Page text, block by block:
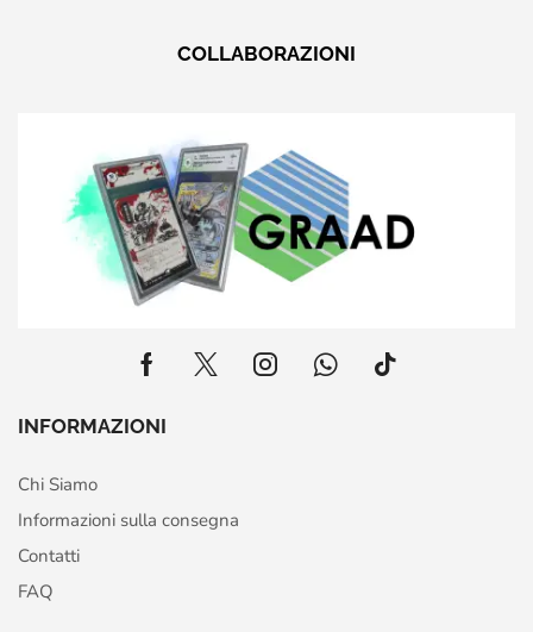
COLLABORAZIONI
INFORMAZIONI
Chi Siamo
Informazioni sulla consegna
Contatti
FAQ